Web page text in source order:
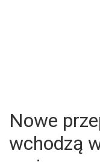
Nowe
wchodzą